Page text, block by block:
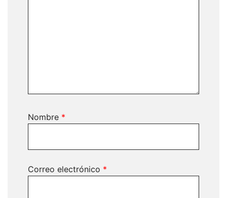
Nombre *
Correo electrónico *